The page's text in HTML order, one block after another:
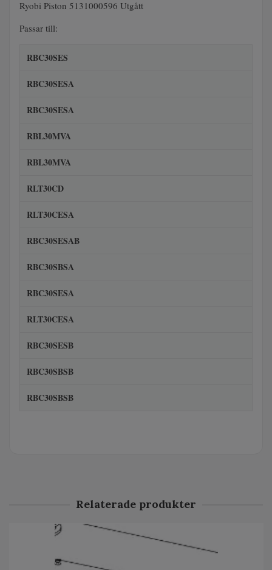
Ryobi Piston 5131000596 Utgått
Passar till:
RBC30SES
RBC30SESA
RBC30SESA
RBL30MVA
RBL30MVA
RLT30CD
RLT30CESA
RBC30SESAB
RBC30SBSA
RBC30SESA
RLT30CESA
RBC30SESB
RBC30SBSB
RBC30SBSB
Relaterade produkter